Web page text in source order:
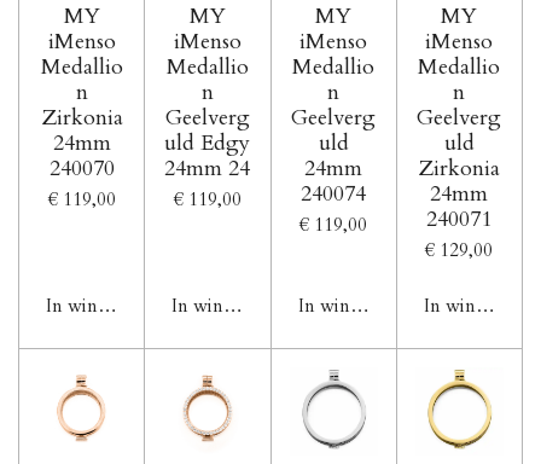
MY
iMenso
Medallio
n
Zirkonia
24mm
240070
€ 119,00
In winkelwagen
MY
iMenso
Medallio
n
Geelverg
uld Edgy
24mm 24
€ 119,00
In winkelwagen
MY
iMenso
Medallio
n
Geelverg
uld
24mm
240074
€ 119,00
In winkelwagen
MY
iMenso
Medallio
n
Geelverg
uld
Zirkonia
24mm
240071
€ 129,00
In